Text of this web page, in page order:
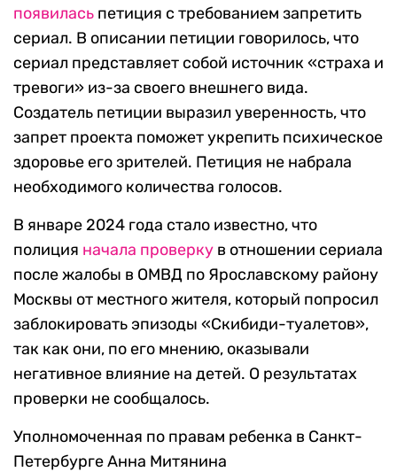
появилась петиция с требованием запретить
сериал. В описании петиции говорилось, что
сериал представляет собой источник «страха и
тревоги» из-за своего внешнего вида.
Создатель петиции выразил уверенность, что
запрет проекта поможет укрепить психическое
здоровье его зрителей. Петиция не набрала
необходимого количества голосов.
В январе 2024 года стало известно, что
полиция начала проверку в отношении сериала
после жалобы в ОМВД по Ярославскому району
Москвы от местного жителя, который попросил
заблокировать эпизоды «Скибиди-туалетов»,
так как они, по его мнению, оказывали
негативное влияние на детей. О результатах
проверки не сообщалось.
Уполномоченная по правам ребенка в Санкт-
Петербурге Анна Митянина